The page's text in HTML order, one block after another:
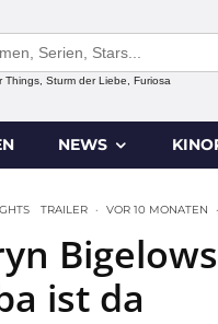
Sturm der Liebe, Furiosa
NEWS
TRAILER · VOR 10 MONATEN ·
ist da